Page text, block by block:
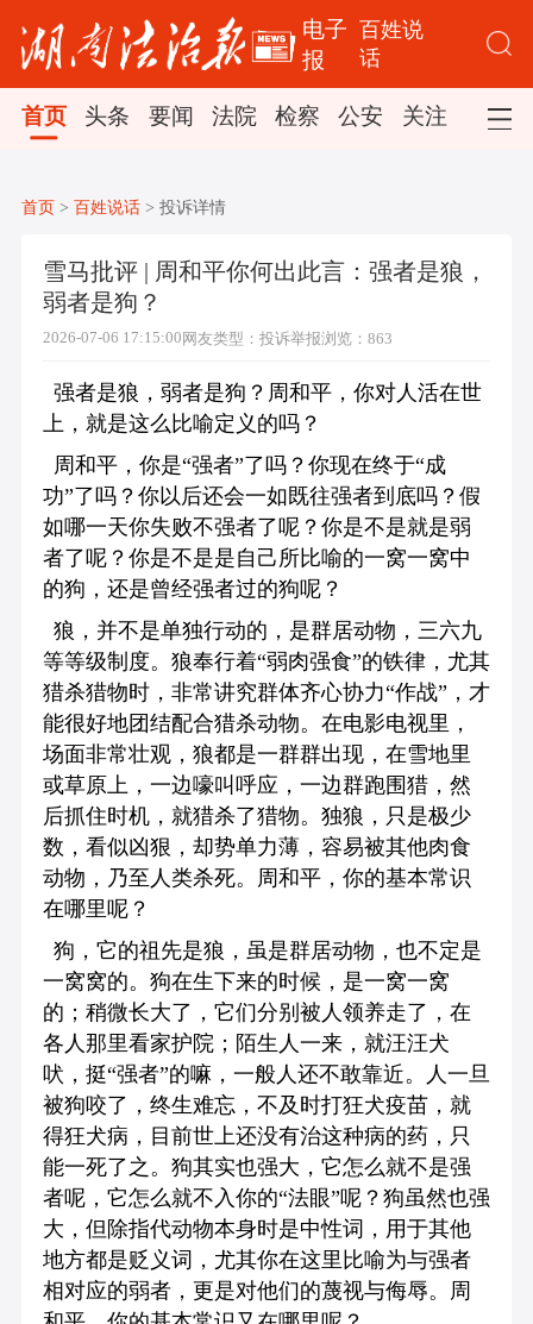
电子
报
百姓说
话
首页 头条 要闻 法院 检察 公安 关注 司法
首页 > 百姓说话 > 投诉详情
雪马批评 | 周和平你何出此言：强者是狼，
弱者是狗？
2026-07-06 17:15:00 网友类型：投诉举报浏览：863
强者是狼，弱者是狗？周和平，你对人活在世
上，就是这么比喻定义的吗？
周和平，你是“强者”了吗？你现在终于“成
功”了吗？你以后还会一如既往强者到底吗？假
如哪一天你失败不强者了呢？你是不是就是弱
者了呢？你是不是是自己所比喻的一窝一窝中
的狗，还是曾经强者过的狗呢？
狼，并不是单独行动的，是群居动物，三六九
等等级制度。狼奉行着“弱肉强食”的铁律，尤其
猎杀猎物时，非常讲究群体齐心协力“作战”，才
能很好地团结配合猎杀动物。在电影电视里，
场面非常壮观，狼都是一群群出现，在雪地里
或草原上，一边嚎叫呼应，一边群跑围猎，然
后抓住时机，就猎杀了猎物。独狼，只是极少
数，看似凶狠，却势单力薄，容易被其他肉食
动物，乃至人类杀死。周和平，你的基本常识
在哪里呢？
狗，它的祖先是狼，虽是群居动物，也不定是
一窝窝的。狗在生下来的时候，是一窝一窝
的；稍微长大了，它们分别被人领养走了，在
各人那里看家护院；陌生人一来，就汪汪犬
吠，挺“强者”的嘛，一般人还不敢靠近。人一旦
被狗咬了，终生难忘，不及时打狂犬疫苗，就
得狂犬病，目前世上还没有治这种病的药，只
能一死了之。狗其实也强大，它怎么就不是强
者呢，它怎么就不入你的“法眼”呢？狗虽然也强
大，但除指代动物本身时是中性词，用于其他
地方都是贬义词，尤其你在这里比喻为与强者
相对应的弱者，更是对他们的蔑视与侮辱。周